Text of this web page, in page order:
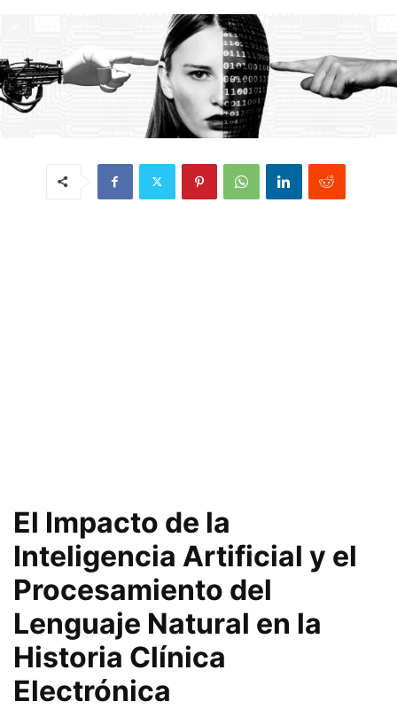
El Impacto de la
Inteligencia Artificial y el
Procesamiento del
Lenguaje Natural en la
Historia Clínica
Electrónica